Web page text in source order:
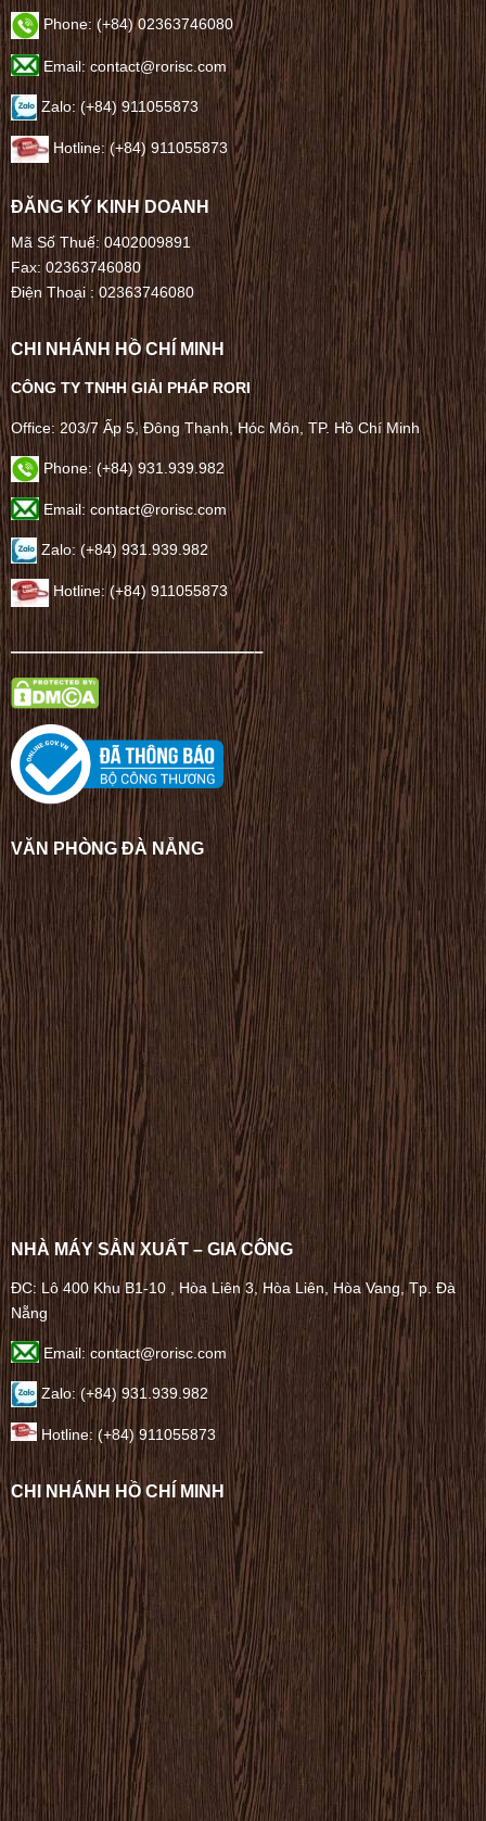
Phone:(+84) 02363746080
Email: contact@rorisc.com
Zalo: (+84) 911055873
Hotline: (+84) 911055873
ĐĂNG KÝ KINH DOANH
Mã Số Thuế: 0402009891
Fax: 02363746080
Điện Thoại :02363746080
CHI NHÁNH HỒ CHÍ MINH
CÔNG TY TNHH GIẢI PHÁP RORI
Office: 203/7 Ấp 5, Đông Thạnh, Hóc Môn, TP. Hồ Chí Minh
Phone: (+84) 931.939.982
Email: contact@rorisc.com
Zalo: (+84) 931.939.982
Hotline: (+84) 911055873
——————————————–
VĂN PHÒNG ĐÀ NẴNG
NHÀ MÁY SẢN XUẤT – GIA CÔNG
ĐC: Lô 400 Khu B1-10 , Hòa Liên 3, Hòa Liên, Hòa Vang, Tp. Đà
Nẵng
Email: contact@rorisc.com
Zalo: (+84) 931.939.982
Hotline: (+84) 911055873
CHI NHÁNH HỒ CHÍ MINH